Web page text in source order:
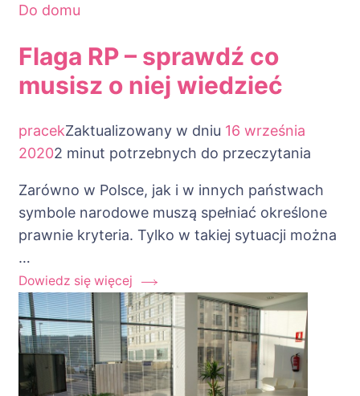
Do domu
Flaga RP – sprawdź co
musisz o niej wiedzieć
pracekZaktualizowany w dniu 16 września
20202 minut potrzebnych do przeczytania
Zarówno w Polsce, jak i w innych państwach
symbole narodowe muszą spełniać określone
prawnie kryteria. Tylko w takiej sytuacji można
…
Dowiedz się więcej